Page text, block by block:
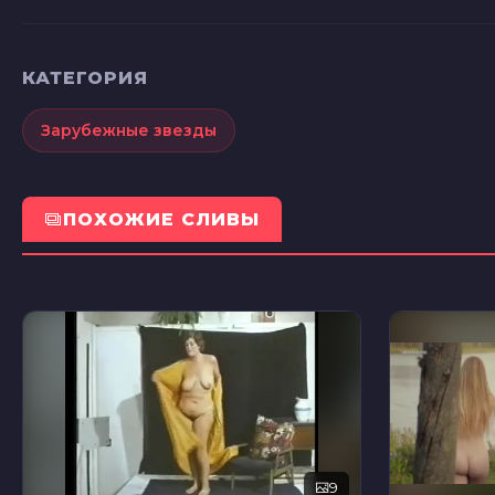
КАТЕГОРИЯ
Зарубежные звезды
ПОХОЖИЕ СЛИВЫ
9